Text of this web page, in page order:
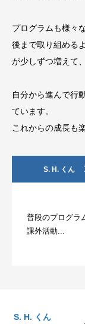
プログラムも様々
後まで取り組める
が少しずつ増えて
自分から進んで行
ています。
これからの成長も
S. H. くん
普段のプログラ
課外活動...
S. H. くん